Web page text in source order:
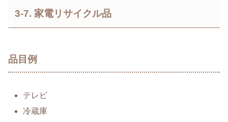
3-7. 家電リサイクル品
品目例
テレビ
冷蔵庫